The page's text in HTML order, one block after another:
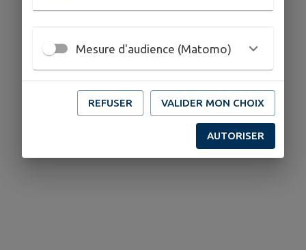
Mesure d'audience (Matomo)
REFUSER VALIDER MON CHOIX
AUTORISER